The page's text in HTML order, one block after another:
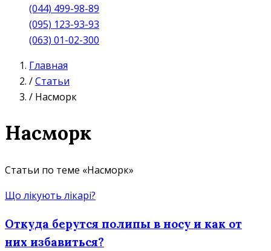
(044) 499-98-89
(095) 123-93-93
(063) 01-02-300
Главная
/Статьи
/ Насморк
Насморк
Статьи по теме «Насморк»
Що лікують лікарі?
Откуда берутся полипы в носу и как от
них избавиться?